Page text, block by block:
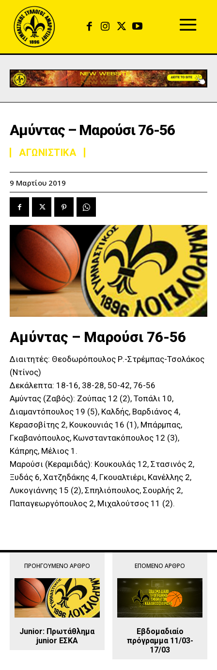
Αμύντας – Μαρούσι 76-56
ΑΓΩΝΙΣΤΙΚΑ
9 Μαρτίου 2019
Αμύντας – Μαρούσι 76-56
Διαιτητές: Θεοδωρόπουλος Ρ.-Στρέμπας-Τσολάκος
(Ντίνος)
Δεκάλεπτα: 18-16, 38-28, 50-42, 76-56
Αμύντας (Ζαβός): Ζούπας 12 (2), Τοπάλι 10,
Διαμαντόπουλος 19 (5), Καλδής, Βαρδιάνος 4,
Κερασοβίτης 2, Κουκουνιάς 16 (1), Μπάρμπας,
Γκαβανόπουλος, Κωνσταντακόπουλος 12 (3),
Κάπρης, Μέλιος 1.
Μαρούσι (Κεραμιδάς): Κουκουλάς 12, Στασινός 2,
Ξυδάς 6, Χατζηδάκης 4, Γκουαλτιέρι, Κανέλλης 2,
Λυκογιάννης 15 (2), Σπηλιόπουλος, Σουρλής 2,
Παπαγεωργόπουλος 2, Μιχαλούτσος 11 (2).
ΠΡΟΗΓΟΎΜΕΝΟ ΆΡΘΡΟ
Junior: Πρωτάθλημα
junior ΕΣΚΑ
ΕΠΌΜΕΝΟ ΆΡΘΡΟ
Εβδομαδιαίο
πρόγραμμα 11/03-
17/03